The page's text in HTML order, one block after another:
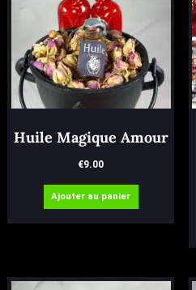
Huile Magique Amour
€9.00
Ajouter au panier